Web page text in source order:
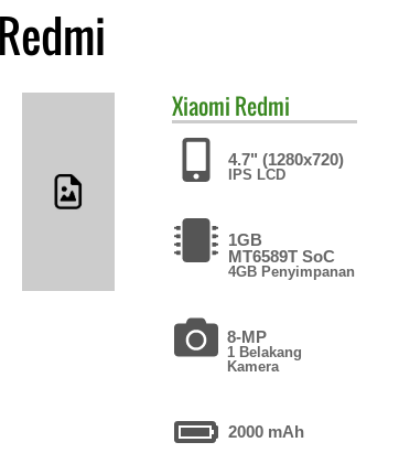
Xiaomi Redmi
4.7" (1280x720)
IPS LCD
1GB
MT6589T SoC
4GB Penyimpanan
8-MP
1 Belakang
Kamera
2000 mAh